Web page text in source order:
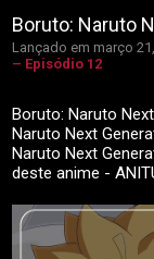
Boruto: Naruto
Lançado em março
– Episódio 12
Boruto: Naruto
Naruto Next
Naruto Next
deste anime -